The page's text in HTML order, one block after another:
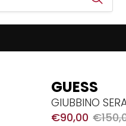
GUESS
GIUBBINO
€90,00